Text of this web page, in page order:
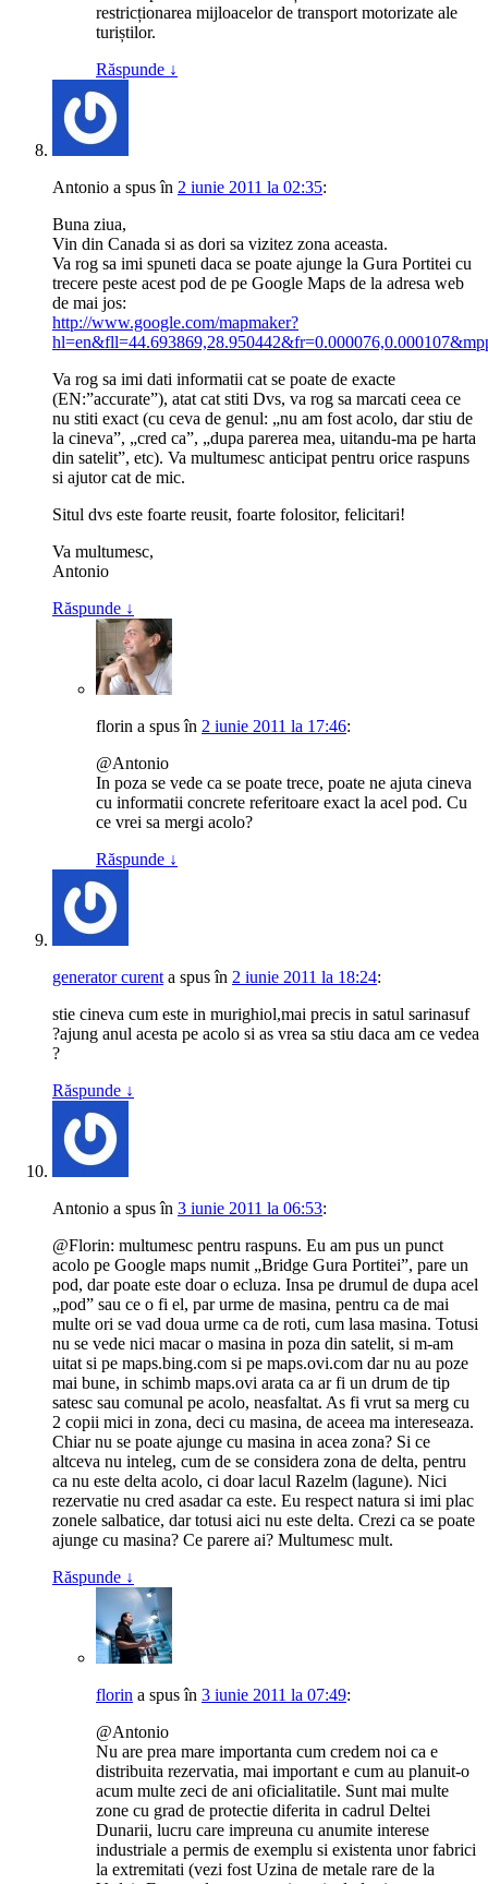
restricționarea mijloacelor de transport motorizate ale
turiștilor.
Răspunde ↓
Antonio a spusîn 2 iunie 2011 la 02:35:
Buna ziua,
Vin din Canada si as dori sa vizitez zona aceasta.
Va rog sa imi spuneti daca se poate ajunge la Gura Portitei cu
trecere peste acest pod de pe Google Maps de la adresa web
de mai jos:
http://www.google.com/mapmaker?
Va rog sa imi dati informatii cat se poate de exacte
(EN:”accurate”), atat cat stiti Dvs, va rog sa marcati ceea ce
nu stiti exact (cu ceva de genul: „nu am fost acolo, dar stiu de
la cineva”, „cred ca”, „dupa parerea mea, uitandu-ma pe harta
din satelit”, etc). Va multumesc anticipat pentru orice raspuns
si ajutor cat de mic.
Situl dvs este foarte reusit, foarte folositor, felicitari!
Va multumesc,
Antonio
Răspunde ↓
florin a spusîn 2 iunie 2011 la 17:46:
@Antonio
In poza se vede ca se poate trece, poate ne ajuta cineva
cu informatii concrete referitoare exact la acel pod. Cu
ce vrei sa mergi acolo?
Răspunde ↓
generator curent a spusîn 2 iunie 2011 la 18:24:
stie cineva cum este in murighiol,mai precis in satul sarinasuf
?ajung anul acesta pe acolo si as vrea sa stiu daca am ce vedea
?
Răspunde ↓
Antonio a spusîn 3 iunie 2011 la 06:53:
@Florin: multumesc pentru raspuns. Eu am pus un punct
acolo pe Google maps numit „Bridge Gura Portitei”, pare un
pod, dar poate este doar o ecluza. Insa pe drumul de dupa acel
„pod” sau ce o fi el, par urme de masina, pentru ca de mai
multe ori se vad doua urme ca de roti, cum lasa masina. Totusi
nu se vede nici macar o masina in poza din satelit, si m-am
uitat si pe maps.bing.com si pe maps.ovi.com dar nu au poze
mai bune, in schimb maps.ovi arata ca ar fi un drum de tip
satesc sau comunal pe acolo, neasfaltat. As fi vrut sa merg cu
2 copii mici in zona, deci cu masina, de aceea ma intereseaza.
Chiar nu se poate ajunge cu masina in acea zona? Si ce
altceva nu inteleg, cum de se considera zona de delta, pentru
ca nu este delta acolo, ci doar lacul Razelm (lagune). Nici
rezervatie nu cred asadar ca este. Eu respect natura si imi plac
zonele salbatice, dar totusi aici nu este delta. Crezi ca se poate
ajunge cu masina? Ce parere ai? Multumesc mult.
Răspunde ↓
florin a spusîn 3 iunie 2011 la 07:49:
@Antonio
Nu are prea mare importanta cum credem noi ca e
distribuita rezervatia, mai important e cum au planuit-o
acum multe zeci de ani oficialitatile. Sunt mai multe
zone cu grad de protectie diferita in cadrul Deltei
Dunarii, lucru care impreuna cu anumite interese
industriale a permis de exemplu si existenta unor fabrici
la extremitati (vezi fost Uzina de metale rare de la